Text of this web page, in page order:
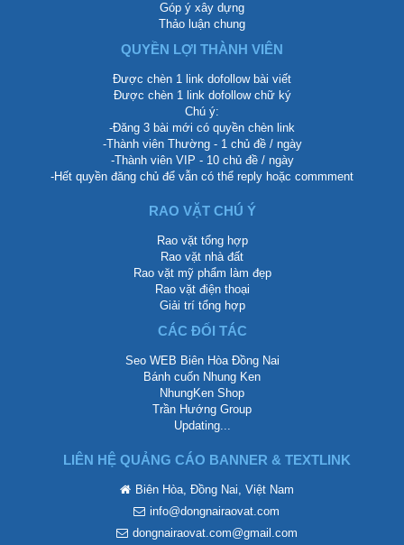
Góp ý xây dựng
Thảo luận chung
QUYỀN LỢI THÀNH VIÊN
Được chèn 1 link dofollow bài viết
Được chèn 1 link dofollow chữ ký
Chú ý:
-Đăng 3 bài mới có quyền chèn link
-Thành viên Thường - 1 chủ đề / ngày
-Thành viên VIP - 10 chủ đề / ngày
-Hết quyền đăng chủ để vẫn có thể reply hoặc commment
RAO VẶT CHÚ Ý
Rao vặt tổng hợp
Rao vặt nhà đất
Rao vặt mỹ phẩm làm đẹp
Rao vặt điện thoại
Giải trí tổng hợp
CÁC ĐỐI TÁC
Seo WEB Biên Hòa Đồng Nai
Bánh cuốn Nhung Ken
NhungKen Shop
Trần Hướng Group
Updating...
LIÊN HỆ QUẢNG CÁO BANNER & TEXTLINK
Biên Hòa, Đồng Nai, Việt Nam
info@dongnairaovat.com
dongnairaovat.com@gmail.com